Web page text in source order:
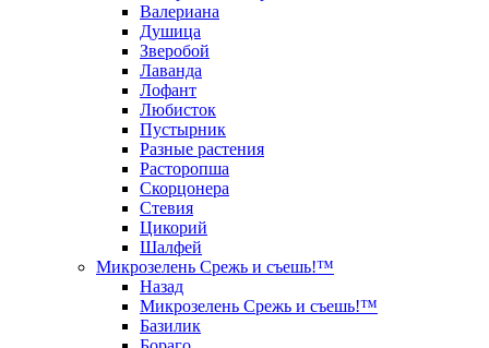
Валериана
Душица
Зверобой
Лаванда
Лофант
Любисток
Пустырник
Разные растения
Расторопша
Скорцонера
Стевия
Цикорий
Шалфей
Микрозелень Срежь и съешь!™
Назад
Микрозелень Срежь и съешь!™
Базилик